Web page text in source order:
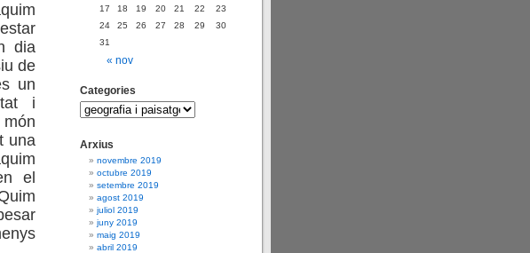
dia
de
un
i
una
el
« nov
17
18 19 20 21 22
23
24
25 26 27 28 29
30
31
Categories
Arxius
novembre 2019
octubre 2019
setembre 2019
agost 2019
juliol 2019
juny 2019
maig 2019
abril 2019